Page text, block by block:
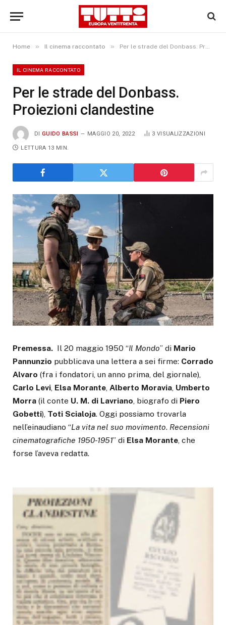
Home » Il cinema raccontato » Per le strade del Donbass. Proiezioni clandestine
IL CINEMA RACCONTATO
Per le strade del Donbass.
Proiezioni clandestine
DI GUIDO BASSI MAGGIO 20, 2022 3 VISUALIZZAZIONI
LETTURA 13 MIN.
Premessa. Il 20 maggio 1950 “Il Mondo” di Mario
Pannunzio pubblicava una lettera a sei firme: Corrado
Alvaro (fra i fondatori, un anno prima, del giornale),
Carlo Levi, Elsa Morante, Alberto Moravia, Umberto
Morra (il conte U. M. di Lavriano, biografo di Piero
Gobetti), Toti Scialoja. Oggi possiamo trovarla
nell’einaudiano “La vita nel suo movimento. Recensioni
cinematografiche 1950-1951” di Elsa Morante, che
forse l’aveva redatta.